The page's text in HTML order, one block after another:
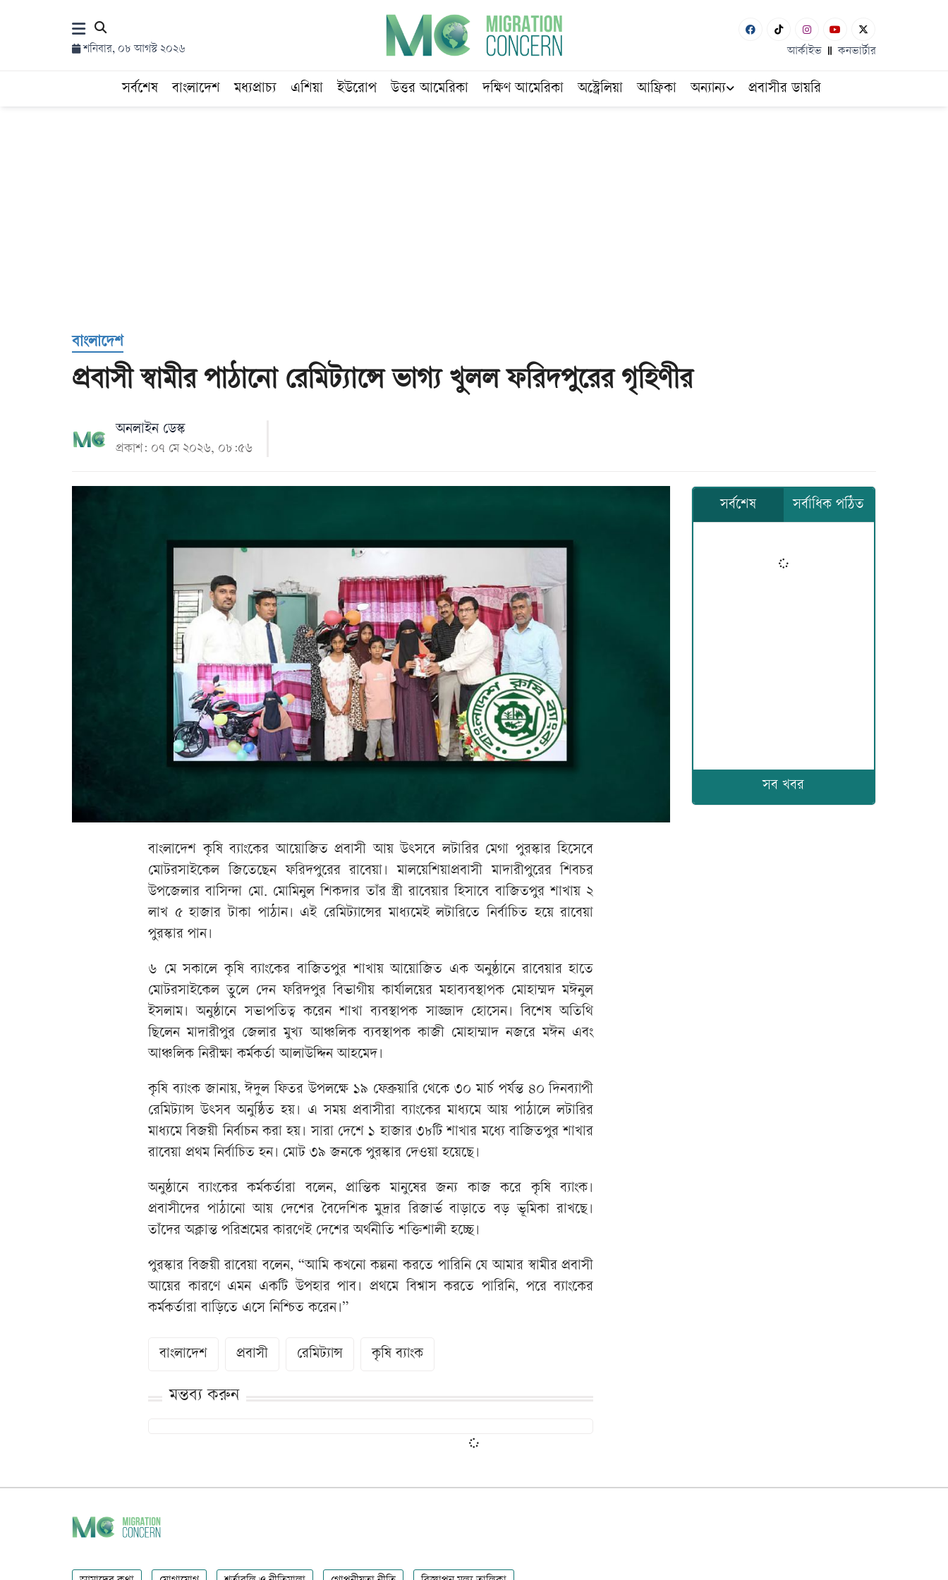
শনিবার, ০৮ আগস্ট ২০২৬ আর্কাইভ কনভার্টার
সর্বশেষ বাংলাদেশ মধ্যপ্রাচ্য এশিয়া ইউরোপ উত্তর আমেরিকা দক্ষিণ আমেরিকা অস্ট্রেলিয়া আফ্রিকা অন্যান্য প্রবাসীর ডায়রি
বাংলাদেশ
প্রবাসী স্বামীর পাঠানো রেমিট্যান্সে ভাগ্য খুলল ফরিদপুরের গৃহিণীর
অনলাইন ডেস্ক
প্রকাশ: ০৭ মে ২০২৬, ০৮:৫৬
বাংলাদেশ কৃষি ব্যাংকের আয়োজিত প্রবাসী আয় উৎসবে লটারির মেগা পুরস্কার হিসেবে
মোটরসাইকেল জিতেছেন ফরিদপুরের রাবেয়া। মালয়েশিয়াপ্রবাসী মাদারীপুরের শিবচর
উপজেলার বাসিন্দা মো. মোমিনুল শিকদার তাঁর স্ত্রী রাবেয়ার হিসাবে বাজিতপুর শাখায় ২
লাখ ৫ হাজার টাকা পাঠান। এই রেমিট্যান্সের মাধ্যমেই লটারিতে নির্বাচিত হয়ে রাবেয়া
পুরস্কার পান।
৬ মে সকালে কৃষি ব্যাংকের বাজিতপুর শাখায় আয়োজিত এক অনুষ্ঠানে রাবেয়ার হাতে
মোটরসাইকেল তুলে দেন ফরিদপুর বিভাগীয় কার্যালয়ের মহাব্যবস্থাপক মোহাম্মদ মঈনুল
ইসলাম। অনুষ্ঠানে সভাপতিত্ব করেন শাখা ব্যবস্থাপক সাজ্জাদ হোসেন। বিশেষ অতিথি
ছিলেন মাদারীপুর জেলার মুখ্য আঞ্চলিক ব্যবস্থাপক কাজী মোহাম্মাদ নজরে মঈন এবং
আঞ্চলিক নিরীক্ষা কর্মকর্তা আলাউদ্দিন আহমেদ।
কৃষি ব্যাংক জানায়, ঈদুল ফিতর উপলক্ষে ১৯ ফেব্রুয়ারি থেকে ৩০ মার্চ পর্যন্ত ৪০ দিনব্যাপী
রেমিট্যান্স উৎসব অনুষ্ঠিত হয়। এ সময় প্রবাসীরা ব্যাংকের মাধ্যমে আয় পাঠালে লটারির
মাধ্যমে বিজয়ী নির্বাচন করা হয়। সারা দেশে ১ হাজার ৩৮টি শাখার মধ্যে বাজিতপুর শাখার
রাবেয়া প্রথম নির্বাচিত হন। মোট ৩৯ জনকে পুরস্কার দেওয়া হয়েছে।
অনুষ্ঠানে ব্যাংকের কর্মকর্তারা বলেন, প্রান্তিক মানুষের জন্য কাজ করে কৃষি ব্যাংক।
প্রবাসীদের পাঠানো আয় দেশের বৈদেশিক মুদ্রার রিজার্ভ বাড়াতে বড় ভূমিকা রাখছে।
তাঁদের অক্লান্ত পরিশ্রমের কারণেই দেশের অর্থনীতি শক্তিশালী হচ্ছে।
পুরস্কার বিজয়ী রাবেয়া বলেন, “আমি কখনো কল্পনা করতে পারিনি যে আমার স্বামীর প্রবাসী
আয়ের কারণে এমন একটি উপহার পাব। প্রথমে বিশ্বাস করতে পারিনি, পরে ব্যাংকের
কর্মকর্তারা বাড়িতে এসে নিশ্চিত করেন।”
বাংলাদেশ প্রবাসী রেমিট্যান্স কৃষি ব্যাংক
মন্তব্য করুন
সর্বশেষ সর্বাধিক পঠিত
সব খবর